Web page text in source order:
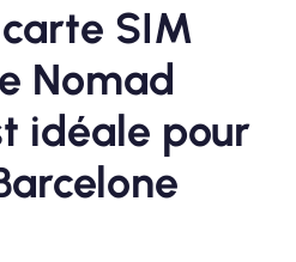
SIM
Nomad
idéale pour